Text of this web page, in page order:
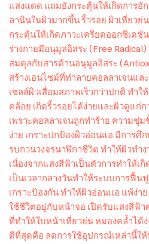
แสงแดด แถมยังกระตุ้นให้เกิดการอัก
ลานินในผิวมากขึ้น ริ้วรอย ผิวเหี่ยว
กระตุ้นให้เกิดภาวะเครียดออกซิเดชั
ร่างกายมีอนุมูลอิสระ (Free
สมดุลกับสารต้านอนุมูลอิสระ
สร้างเอนไซม์ที่ทำลายคอลลาเจนแล
เซลล์ผิวเสื่อมสภาพเร็วกว่าปกติ ทำ
คล้อย เกิดริ้วรอยได้ง่ายและผิวดูแก่
เพราะคอลลาเจนถูกทำร้าย ความชุ่
ง่าย เกราะปกป้องผิวอ่อนแอ มีการศึ
รบกวนวงจรนาฬิกาชีวิต ทำให้ผิวทำ
เนื่องจากแสงสีฟ้าเป็นตัวการทำให้
เป็นเวลากลางวันทำให้ระบบการฟื้น
เกราะป้องกัน ทำให้ผิวอ่อนแอ แพ้ง่า
ใช้ชีวิตอยู่กับหน้าจอ เปิดรับแสงสีฟ้า
ที่ทำให้ใบหน้าเหี่ยวย่น หมองคล้ำได้
ดีที่สุดคือ ลดการใช้อุปกรณ์เหล่านี้ให้